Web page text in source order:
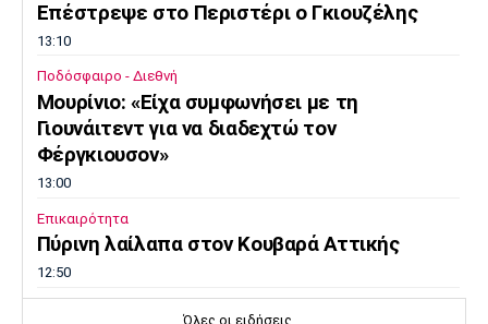
Επέστρεψε στο Περιστέρι ο Γκιουζέλης
13:10
Ποδόσφαιρο - Διεθνή
Μουρίνιο: «Είχα συμφωνήσει με τη
Γιουνάιτεντ για να διαδεχτώ τον
Φέργκιουσον»
13:00
Επικαιρότητα
Πύρινη λαίλαπα στον Κουβαρά Αττικής
12:50
Όλες οι ειδήσεις